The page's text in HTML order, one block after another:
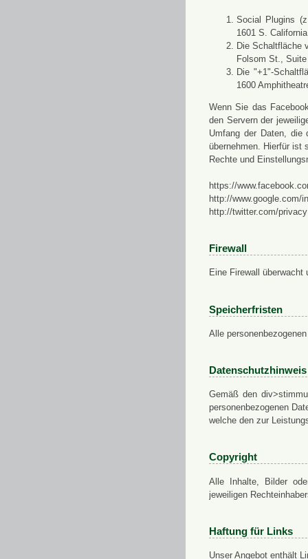
Social Plugins
1601 S.
Die Schaltfläche
Folsom St.,
Die "+1"-
1600
Wenn Sie das
den Servern der
Umfang der Daten, die
übernehmen. Hierfür ist
Rechte und
https://
http://www.google.com/
http://twitter.com/privacy
Firewall
Eine Firewall
Speicherfristen
Alle
Datenschutzhinweis
Gemäß den
personenbezogenen
welche den zur
Copyright
Alle Inhalte, Bilder
jeweiligen
Haftung für Links
Unser Angebot enthält